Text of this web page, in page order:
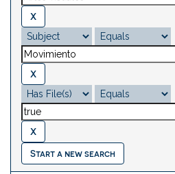
Start a new search